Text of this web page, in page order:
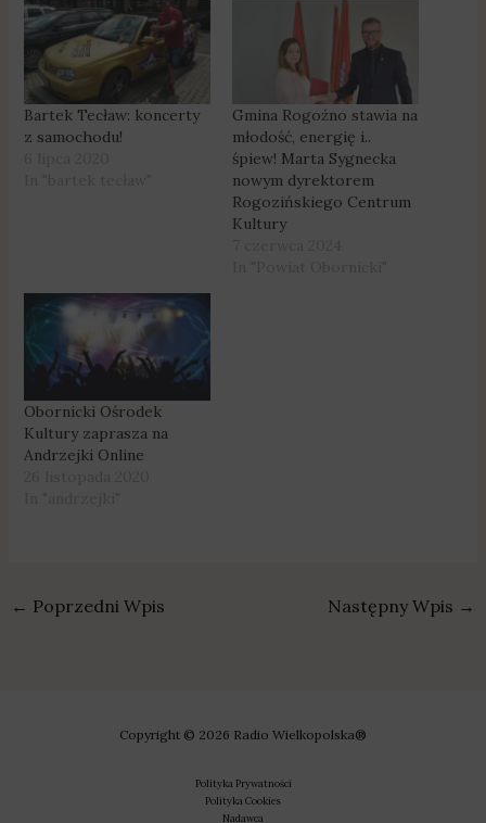
Bartek Tecław: koncerty
z samochodu!
Gmina Rogoźno stawia na
młodość, energię i..
śpiew! Marta Sygnecka
nowym dyrektorem
Rogozińskiego Centrum
Kultury
Obornicki Ośrodek
Kultury zaprasza na
Andrzejki Online
← Poprzedni Wpis Następny Wpis →
Copyright © 2026 Radio Wielkopolska®
Polityka Prywatności
Polityka Cookies
Nadawca